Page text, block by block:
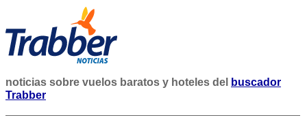
noticias sobre vuelos baratos y hoteles del
buscador
Trabber